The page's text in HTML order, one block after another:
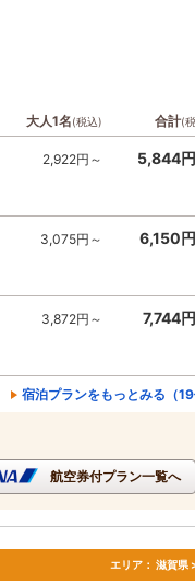
大人1名(税込) 合計(
2,922円～ 5,844
3,075円～ 6,150
3,872円～ 7,744
宿泊プランをもっとみる（19
航空券付プラン一覧へ
エリア： 滋賀県